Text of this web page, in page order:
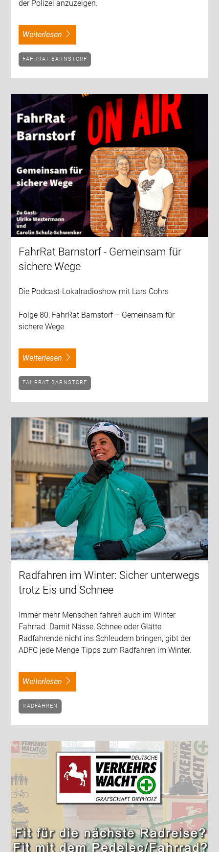
der Polizei anzuzeigen.
weiterlesen
FAHRRAT BARNSTORF
FahrRat Barnstorf - Gemeinsam für
sichere Wege
Die Podcast-Lokalradioshow mit Lars Cohrs
Folge 80: FahrRat Barnstorf – Gemeinsam für
sichere Wege
weiterlesen
FAHRRAT BARNSTORF
Radfahren im Winter: Sicher unterwegs
trotz Eis und Schnee
Immer mehr Menschen fahren auch im Winter
Fahrrad. Damit Nässe, Schnee oder Glätte
Radfahrende nicht ins Schleudern bringen, gibt der
ADFC jede Menge Tipps zum Radfahren im Winter.
weiterlesen
RADFAHREN